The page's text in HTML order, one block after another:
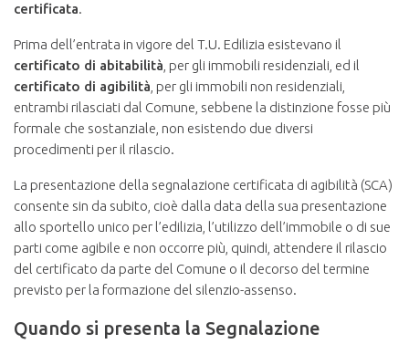
certificata.
Prima dell’entrata in vigore del T.U. Edilizia esistevano il
certificato di abitabilità , per gli immobili residenziali, ed il
certificato di agibilità , per gli immobili non residenziali,
entrambi rilasciati dal Comune, sebbene la distinzione fosse più
formale che sostanziale, non esistendo due diversi
procedimenti per il rilascio.
La presentazione della segnalazione certificata di agibilità (SCA)
consente sin da subito, cioè dalla data della sua presentazione
allo sportello unico per l’edilizia, l’utilizzo dell’immobile o di sue
parti come agibile e non occorre più, quindi, attendere il rilascio
del certificato da parte del Comune o il decorso del termine
previsto per la formazione del silenzio-assenso.
Quando si presenta la Segnalazione